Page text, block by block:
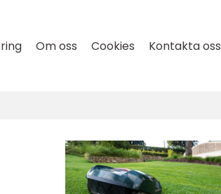
Om oss Cookies Kontakta oss